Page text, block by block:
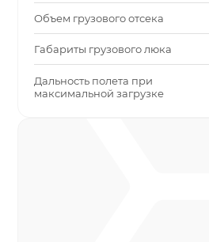
Объем грузового отсека
Габариты грузового люка
Дальность полета при
максимальной загрузке